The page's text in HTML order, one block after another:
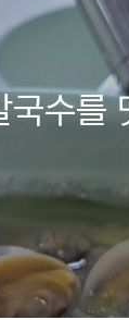
수를